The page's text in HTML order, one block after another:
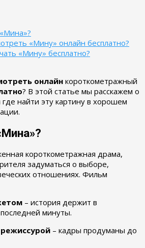
«Мину» онлайн бесплатно?
«Мину» бесплатно?
онлайн короткометражный
? В этой статье мы расскажем о
найти эту картину в хорошем
короткометражная драма,
задуматься о выборе,
отношениях. Фильм
– история держит в
минуты.
– кадры продуманы до